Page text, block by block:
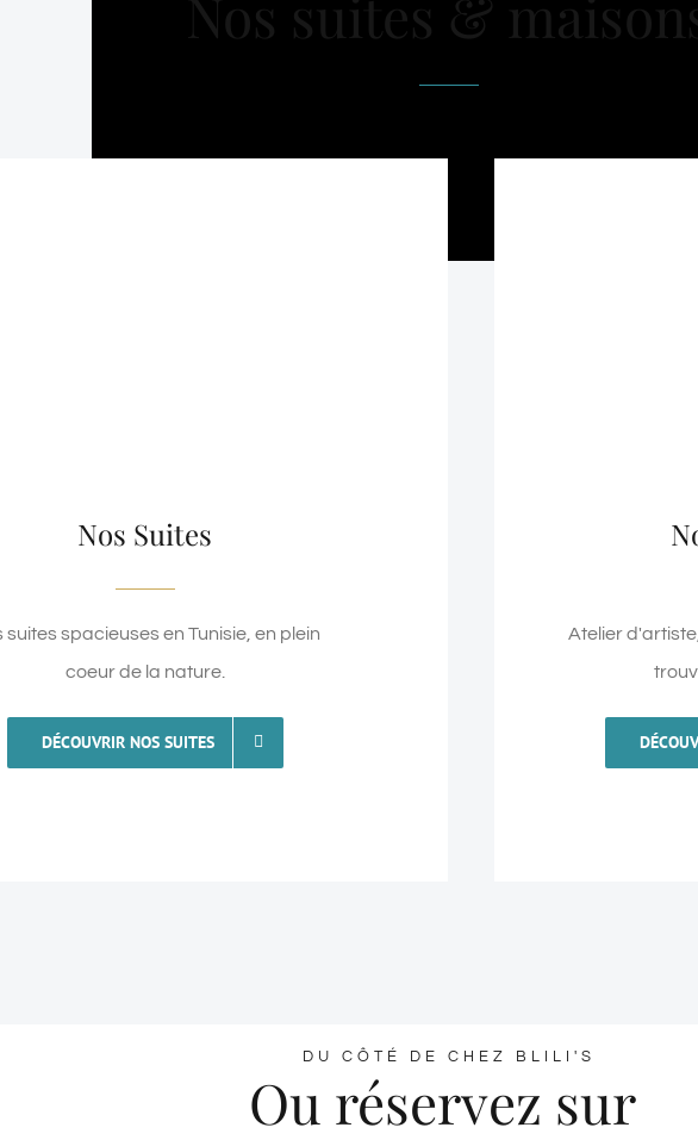
Nos Suites
suites spacieuses en Tunisie, en plein
coeur de la nature.
DÉCOUVRIR NOS SUITES
Atelier
DU CÔTÉ DE CHEZ BLILI'S
Ou réservez sur